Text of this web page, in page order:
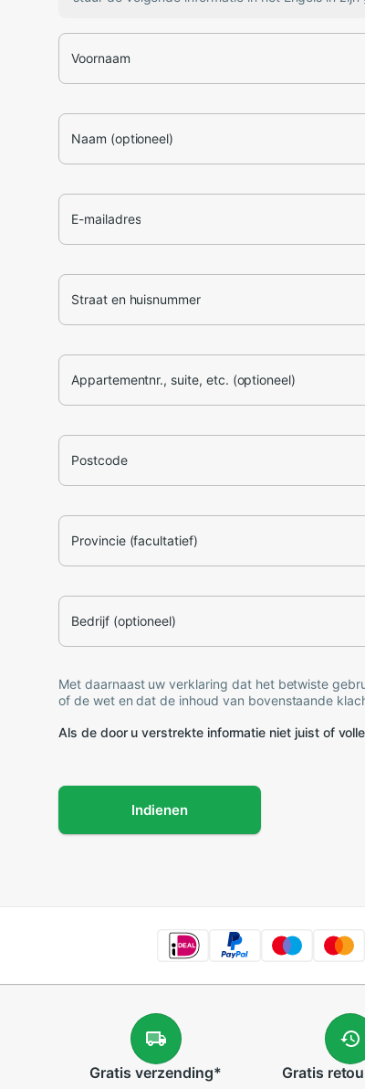
Voornaam
Naam (optioneel)
E-mailadres
Straat en huisnummer
Appartementnr., suite, etc. (optioneel)
Postcode
Provincie (facultatief)
Bedrijf (optioneel)
Met daarnaast uw verklaring dat het betwiste
of de wet en dat de inhoud van bovenstaande
Als de door u verstrekte informatie niet juist of
Indienen
Gratis verzending* Gratis